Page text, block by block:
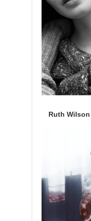
Ruth Wilson